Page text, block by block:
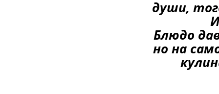
души,
Блюдо
но на